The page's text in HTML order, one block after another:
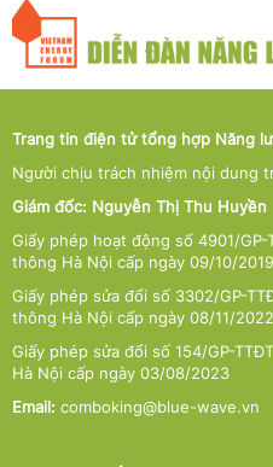
Trang tin điện tử tổng hợp Năng
Người chịu trách nhiệm nội dung
Giám đốc: Nguyễn Thị Thu Huyền
Giấy phép hoạt động số 4901/
thông Hà Nội cấp ngày 09/10/2019
Giấy phép sửa đổi số 3302/GP-
thông Hà Nội cấp ngày 08/11/2022
Giấy phép sửa đổi số 154/GP-
Hà Nội cấp ngày 03/08/2023
Email: comboking@blue-wave.vn